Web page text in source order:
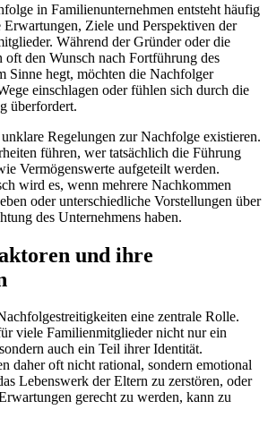
in Familienunternehmen entsteht häufig
Ziele und Perspektiven der
Während der Gründer oder die
oft den Wunsch nach Fortführung des
Sinne hegt, möchten die Nachfolger
einschlagen oder fühlen sich durch die
überfordert.
Regelungen zur Nachfolge existieren.
führen, wer tatsächlich die Führung
Vermögenswerte aufgeteilt werden.
wird es, wenn mehrere Nachkommen
oder unterschiedliche Vorstellungen über
des Unternehmens haben.
und ihre
eine zentrale Rolle.
viele Familienmitglieder nicht nur ein
auch ein Teil ihrer Identität.
daher oft nicht rational, sondern emotional
Lebenswerk der Eltern zu zerstören, oder
gerecht zu werden, kann zu